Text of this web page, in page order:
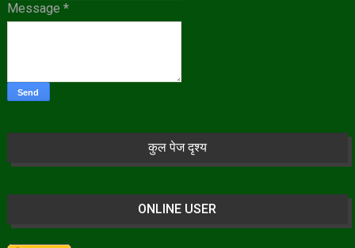
Message *
कुल पेज दृश्य
ONLINE USER